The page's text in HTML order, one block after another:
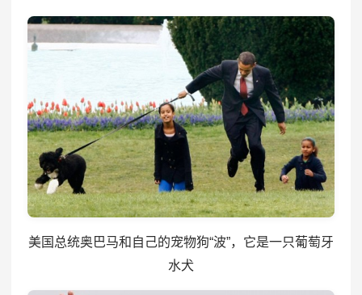
美国总统奥巴马和自己的宠物狗“波”，它是一只葡萄牙
水犬